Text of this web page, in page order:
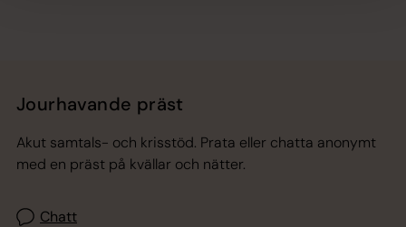
Jourhavande präst
Akut samtals- och krisstöd. Prata eller chatta anonymt
med en präst på kvällar och nätter.
Chatt